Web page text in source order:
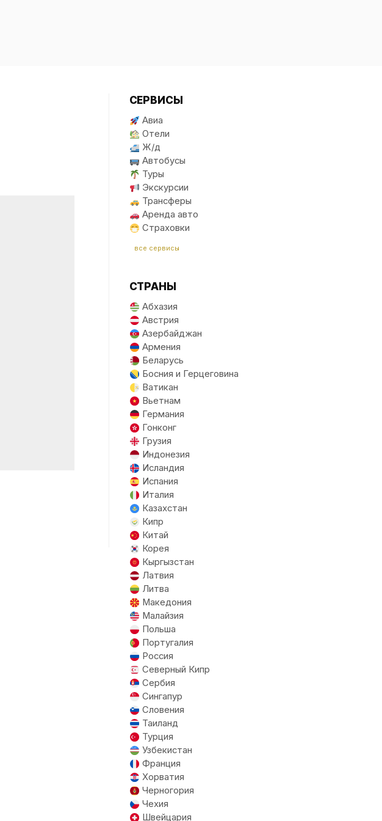
СЕРВИСЫ
Авиа
Отели
Ж/д
Автобусы
Туры
Экскурсии
Трансферы
Аренда авто
Страховки
все сервисы
СТРАНЫ
Абхазия
Австрия
Азербайджан
Армения
Беларусь
Босния и Герцеговина
Ватикан
Вьетнам
Германия
Гонконг
Грузия
Индонезия
Исландия
Испания
Италия
Казахстан
Кипр
Китай
Корея
Кыргызстан
Латвия
Литва
Македония
Малайзия
Польша
Португалия
Россия
Северный Кипр
Сербия
Сингапур
Словения
Таиланд
Турция
Узбекистан
Франция
Хорватия
Черногория
Чехия
Швейцария